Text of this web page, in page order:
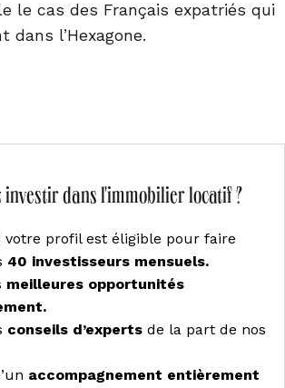
le cas des Français expatriés qui
dans l’Hexagone.
investir dans l'immobilier locatif ?
votre profil est éligible pour faire
40 investisseurs mensuels.
meilleures opportunités
conseils d’experts de la part de nos
accompagnement entièrement